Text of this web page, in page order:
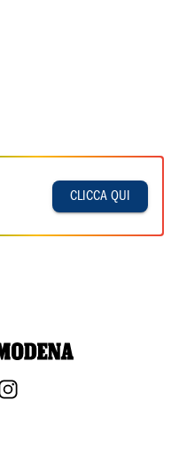
CLICCA QUI